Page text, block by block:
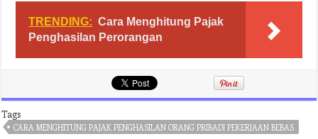
TRENDING: Cara Menghitung Pajak
Penghasilan Perorangan
Tags
CARA MENGHITUNG PAJAK PENGHASILAN ORANG PRIBADI PEKERJAAN BEBAS